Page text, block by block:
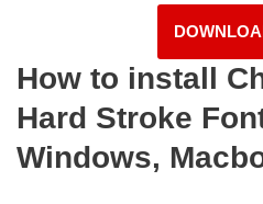
How to install
Hard Stroke
Windows,